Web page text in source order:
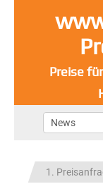
Preise
1.